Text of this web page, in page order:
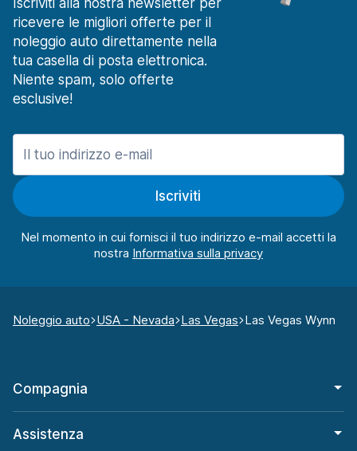
Iscriviti alla nostra newsletter per
ricevere le migliori offerte per il
noleggio auto direttamente nella
tua casella di posta elettronica.
Niente spam, solo offerte
esclusive!
Iscriviti
Nel momento in cui fornisci il tuo indirizzo e-mail accetti la
nostra
Noleggio auto USA - Nevada Las Vegas Las Vegas Wynn
Compagnia
Assistenza